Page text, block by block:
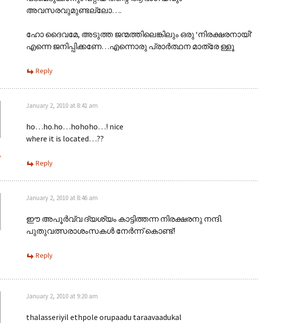
അവസരവുമുണ്ടല്ലോ….
ഹോ ദൈവമേ, അടുത്ത ജന്മത്തിലെങ്കിലും ഒരു ‘നിരക്ഷരനായി’
എന്നെ ജനിപ്പിക്കണേ…എന്നൊരു പ്രാര്‍ത്ഥന മാത്രേ ള്ളൂ
Reply
January 2, 2010 at 8:41 am
ho…ho.ho…hohoho…! nice
where it is located…??
Reply
January 2, 2010 at 8:46 am
ഈ അപൂര്‍വ്വ ദ്യശ്യം കാട്ടിത്തന്ന നിരക്ഷരനു നന്ദി.
പുതുവത്സരാശംസകള്‍ നേര്‍ന്ന് കൊണ്ട്!
Reply
January 2, 2010 at 9:20 am
thalasseriyil ethpole orupaadu taraavaadukal